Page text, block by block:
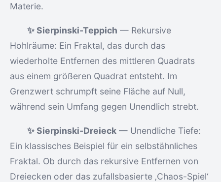
Materie.
✨ Sierpinski-Teppich — Rekursive
Hohlräume: Ein Fraktal, das durch das
wiederholte Entfernen des mittleren Quadrats
aus einem größeren Quadrat entsteht. Im
Grenzwert schrumpft seine Fläche auf Null,
während sein Umfang gegen Unendlich strebt.
✨ Sierpinski-Dreieck — Unendliche Tiefe:
Ein klassisches Beispiel für ein selbstähnliches
Fraktal. Ob durch das rekursive Entfernen von
Dreiecken oder das zufallsbasierte ‚Chaos-Spiel‘